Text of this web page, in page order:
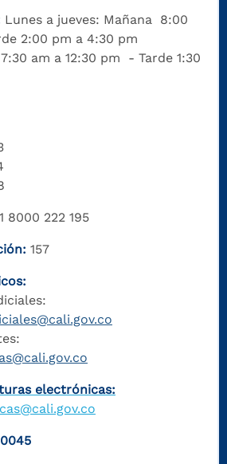
Lunes a jueves: Mañana 8:00
2:00 pm a 4:30 pm
am a 12:30 pm - Tarde 1:30
8000 222 195
157
electrónicas: